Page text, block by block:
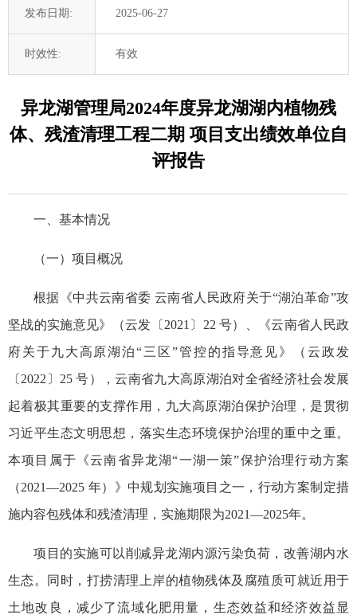
发布日期: 2025-06-27
时效性: 有效
异龙湖管理局2024年度异龙湖湖内植物残
体、残渣清理工程二期 项目支出绩效单位自
评报告
一、基本情况
（一）项目概况
根据《中共云南省委 云南省人民政府关于“湖泊革命”攻
坚战的实施意见》（云发〔2021〕22 号）、《云南省人民政
府关于九大高原湖泊“三区”管控的指导意见》（云政发
〔2022〕25 号），云南省九大高原湖泊对全省经济社会发展
起着极其重要的支撑作用，九大高原湖泊保护治理，是贯彻
习近平生态文明思想，落实生态环境保护治理的重中之重。
本项目属于《云南省异龙湖“一湖一策”保护治理行动方案
（2021—2025 年）》中规划实施项目之一，行动方案制定措
施内容包残体和残渣清理，实施期限为2021—2025年。
项目的实施可以削减异龙湖内源污染负荷，改善湖内水
生态。同时，打捞清理上岸的植物残体及腐殖质可就近用于
土地改良，减少了流域化肥用量，生态效益和经济效益显